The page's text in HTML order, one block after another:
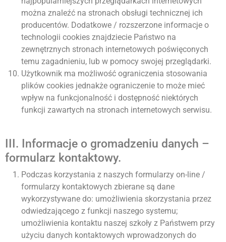
można znaleźć na stronach obsługi technicznej ich
producentów. Dodatkowe / rozszerzone informacje o
technologii cookies znajdziecie Państwo na
zewnętrznych stronach internetowych poświęconych
temu zagadnieniu, lub w pomocy swojej przeglądarki.
Użytkownik ma możliwość ograniczenia stosowania
plików cookies jednakże ograniczenie to może mieć
wpływ na funkcjonalność i dostępność niektórych
funkcji zawartych na stronach internetowych serwisu.
III. Informacje o gromadzeniu danych –
formularz kontaktowy.
Podczas korzystania z naszych formularzy on-line /
formularzy kontaktowych zbierane są dane
wykorzystywane do: umożliwienia skorzystania przez
odwiedzającego z funkcji naszego systemu;
umożliwienia kontaktu naszej szkoły z Państwem przy
użyciu danych kontaktowych wprowadzonych do